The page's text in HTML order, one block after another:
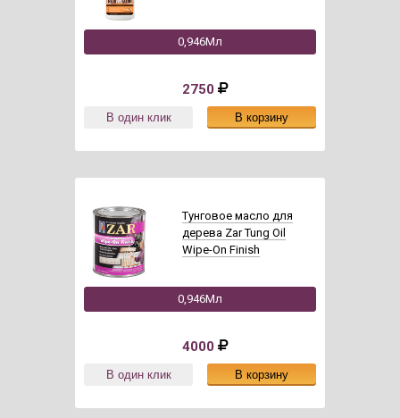
0,946Мл
2750
Тунговое масло для
дерева Zar Tung Oil
Wipe-On Finish
0,946Мл
4000